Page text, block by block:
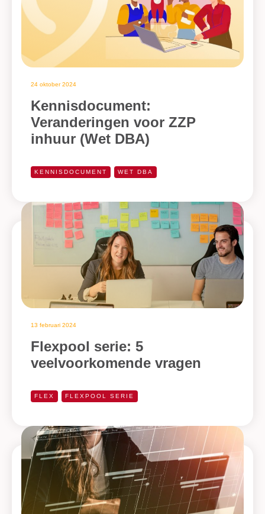
24 oktober 2024
Kennisdocument:
Veranderingen voor ZZP
inhuur (Wet DBA)
KENNISDOCUMENT WET DBA
13 februari 2024
Flexpool serie: 5
veelvoorkomende vragen
FLEX FLEXPOOL SERIE